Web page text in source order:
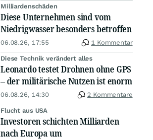
Milliardenschäden
Diese Unternehmen sind vom
Niedrigwasser besonders betroffen
06.08.26, 17:55 1 Kommentar
Diese Technik verändert alles
Leonardo testet Drohnen ohne GPS
– der militärische Nutzen ist enorm
06.08.26, 14:30 2 Kommentare
Flucht aus USA
Investoren schichten Milliarden
nach Europa um